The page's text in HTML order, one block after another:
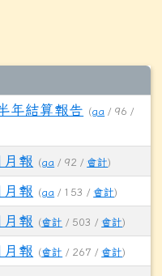
年結算報告 (ga / 96 /
報 (ga / 92 /會計)
報 (ga / 153 /會計)
報 (會計 / 503 /會計)
報 (會計 / 267 /會計)